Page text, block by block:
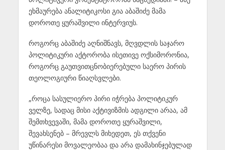
ეხმაურება ანალიტიკოსი გია აბაშიძე მამა
დოროთე ყურაშვილი ინტერვიუს.
როგორც აბაშიძე აღნიშნავს, მღვდლის საჯარო
პოლიტიკური აქტორობა ისეთივე ოქსიმორონია,
როგორც გაუთვითცნობიერებული საერო პირის
თეოლოგიური წიაღსვლები.
„როცა სასულიერო პირი იჭრება პოლიტიკურ
ველზე, სადაც მისი აქტივიზმის ადგილი არაა, ამ
შემთხვევაში, მამა დოროთე ყურაშვილი,
შევახსენებ – მრევლს მიხედეთ, ეს თქვენი
უწინარესი მოვალეობაა და არა დამახინჯებულად